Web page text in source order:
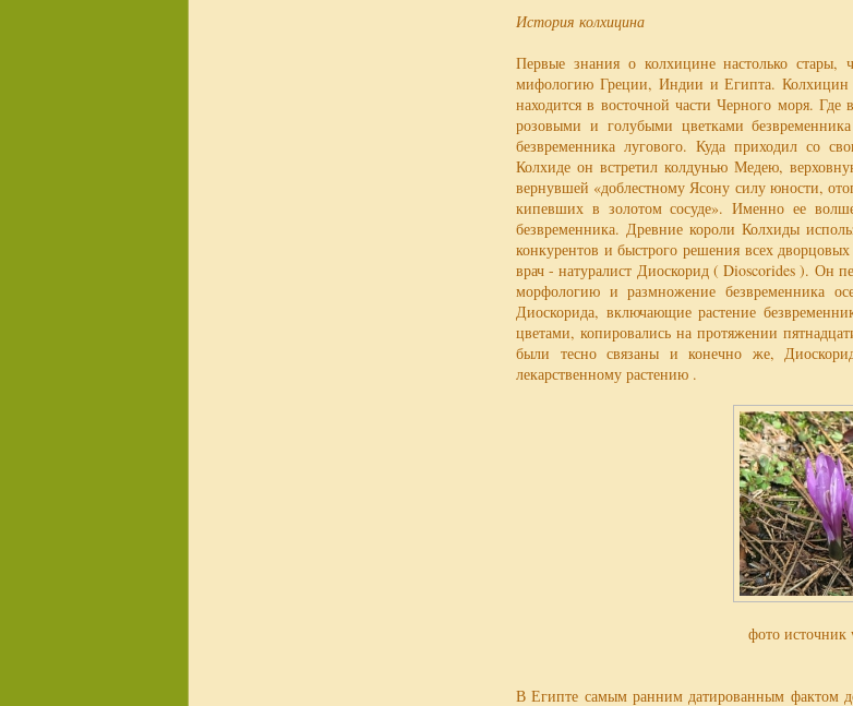
История колхицина
Первые знания о колхицине настолько
мифологию Греции, Индии и Египта. Колхицин
находится в восточной части Черного моря.
розовыми и голубыми цветками
безвременника лугового. Куда приходил со
Колхиде он встретил колдунью Медею,
вернувшей «доблестному Ясону силу юности,
кипевших в золотом сосуде». Именно ее
безвременника. Древние короли Колхиды
конкурентов и быстрого решения всех
врач - натуралист Диоскорид ( Dioscorides ). Он
морфологию и размножение безвременника
Диоскорида, включающие растение
цветами, копировались на протяжении
были тесно связаны и конечно же,
лекарственному растению .
фото
В Египте самым ранним датированным фактом